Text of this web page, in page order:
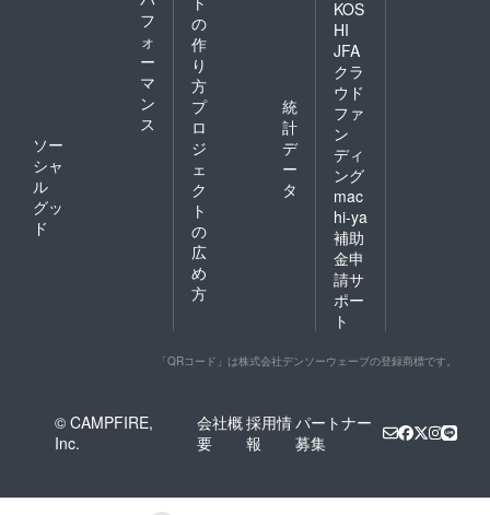
フ
ォ
ー
マ
ン
ス
ソー
シャ
ル
グッ
ド
の
作
り
方
プ
ロ
ジ
ェ
ク
ト
の
広
め
方
統
計
デ
ー
タ
KOS
HI
JFA
クラ
ウド
ファ
ン
ディ
ング
mac
hi-ya
補助
金申
請サ
ポー
ト
「QRコード」は株式会社デンソーウェーブの登録商標です。
© CAMPFIRE,
Inc.
会社概
要
採用情
報
パートナー
募集